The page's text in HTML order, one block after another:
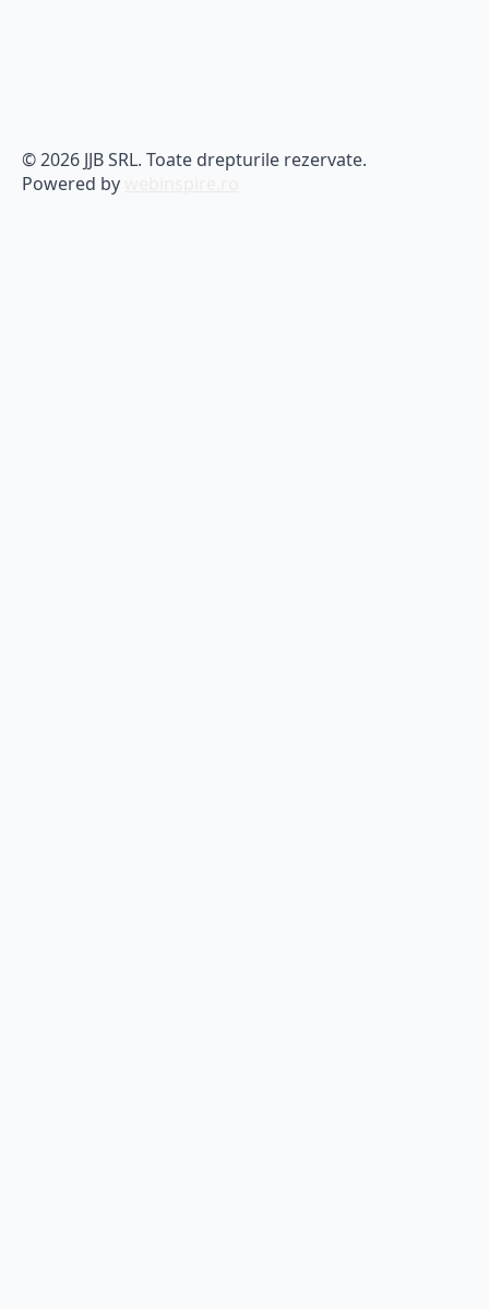
© 2026 JJB SRL. Toate drepturile rezervate.
Powered by